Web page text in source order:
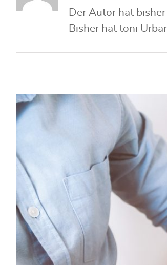
Der Autor hat
Bisher hat toni